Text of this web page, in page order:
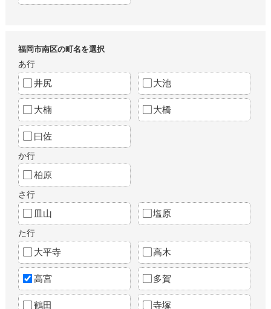
福岡市南区の町名を選択
あ行
井尻 大池
大楠 大橋
曰佐
か行
柏原
さ行
皿山 塩原
た行
大平寺 高木
高宮 多賀
鶴田 寺塚